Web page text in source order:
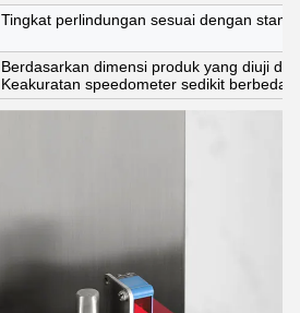
Tingkat perlindungan sesuai dengan
Berdasarkan dimensi produk yang diuji
Keakuratan speedometer sedikit berbeda